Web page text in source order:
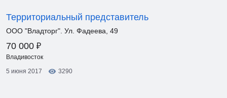
Территориальный представитель
ООО "Владторг". Ул. Фадеева, 49
70 000 ₽
Владивосток
5 июня 2017
3290